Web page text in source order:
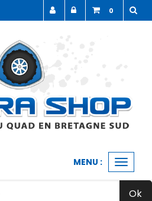
Ouvrir
le
menu
MENU :
Ok
0